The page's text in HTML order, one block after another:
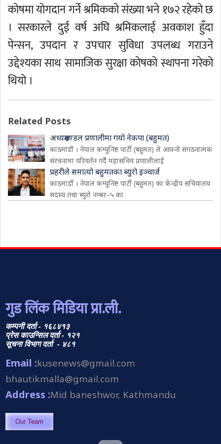
कोषमा योगदान गर्ने श्रमिकको संख्या भने १७२ रहेको छ
। सरकारले दुई वर्ष अघि श्रमिकलाई अवकाश हुँदा
पेन्सन, उपदान र उपचार सुविधा उपलब्ध गराउने
उद्देश्यका साथ सामाजिक सुरक्षा कोषको स्थापना गरेको
थियो ।
Related Posts
अध्यक्षमण्डल प्रणालीमा गयो नेकपा (बहुमत)
काठमाडौं । नेपाल कम्युनिष्ट पार्टी (बहुमत) ले आफ्नो संगठनात्मक
संरचनामा परिवर्तन गर्दै महासचिव प्रणालीलाई
प्रहरीले समात्यो बहुमतका ब्युरो इञ्चार्ज
काठमाडौं । नेपाल कम्युनिष्ट पार्टी (बहुमत) का केन्द्रीय सचिवालय
सदस्य तथा ब्युरो नम्बर–५ का
गुड लिंक मिडिया प्रा.ली.
कम्पनी दर्ता - १६८४१३
प्रेस काउन्सिल दर्ता - १२१
सूचना विभाग दर्ता - ४८१
Email :kusenews@gmail.com
bhautikmalla@gmail.com
Address :Mid baneshwor, Kathmandu
Our Team